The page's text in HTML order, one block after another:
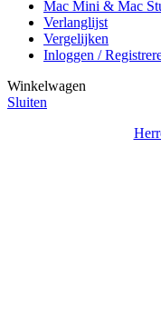
Mac Mini & Mac
Verlanglijst
Vergelijken
Inloggen /
Winkelwagen
Sluiten